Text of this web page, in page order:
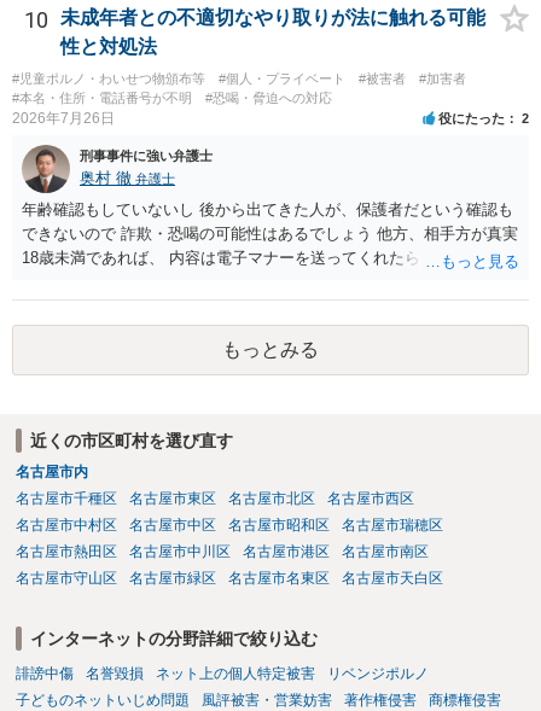
短いキャッチコピー、販売コンセプトなどは、通常、著作物には当た
りません。ただし、ロゴに独自の図形やイラスト等が含まれる場合に
は、その表現部分が著作物となる可能性があります。 また、人物写真
の著作権は撮影者に、肖像に関する権利は被写体本人に帰属します
（著作権法2条・17条）。 ウェブサイト全体に当然に著作権が生じる
等は別として、一般的なレイアウトや配色、依頼者から提供された素
材を希望に沿って配置した部分には、通常、著作物性は認められにく
いと考えられます。仮に具体的な画面構成の一部に創作性が認められ
ても、その権利は当該部分に限られ、ご相談者の写真や文章等を制作
実績として掲載する権限まで当然に生じるものではありません。 もっ
の同意があれば別です。また、単に制作を担当した事実を記載した
り、公開中のサイトへリンクしたりする行為まで当然に禁止できると
は限りません。 人物写真については、通常のSNSへの無断掲載と同
様、掲載目的、態様、必要性、本人の特定可能性等から判断されま
りません。 まず、見積書、メール、チャット、デザイナーの利用規約
を確認したうえで、「提供素材及びこれを含む画面の複製・SNS掲載
を許諾しない」と書面で明確に通知することをお勧めします。すでに
掲載された場合は、URL、掲載日時、画面を保存してから削除を求め
てください。
10
未成年者との不適切なやり取りが法に触れる可能
性と対処法
#児童ポルノ・わいせつ物頒布等 #個人・プライベート #被害者
#加害者
#本名・住所・電話番号が不明
#恐喝・脅迫への対応
2026年7月26日 役にたった 2
刑事事件に強い弁護士
奥村 徹 弁護士
年齢確認もしていないし 後から出てきた人が、保護者だという確認も
できないので 詐欺・恐喝の可能性はあるでしょう 他方、相手方が真実
18歳未満であれば、 内容は電子マナーを送ってくれたら自慰行為など
画の尺は10分ほど、服を着たままで胸を触って欲しい、などの要望を
して、要求された金額(1000円程度)の電子マネーを送信してしまいま
した。 そこから、撮影するまで暇なので顔の雰囲気の写真を交換して
欲しい、住んでいる都道府県と区を教えてと言われたので教えたりと
能です。
もっとみる
近くの市区町村を選び直す
名古屋市内
名古屋市千種区
名古屋市東区 名古屋市北区
名古屋市西区
名古屋市中村区
名古屋市中区 名古屋市昭和区
名古屋市瑞穂区
名古屋市熱田区
名古屋市中川区 名古屋市港区
名古屋市南区
名古屋市守山区
名古屋市緑区 名古屋市名東区 名古屋市天白区
インターネットの分野詳細で絞り込む
誹謗中傷 名誉毀損 ネット上の個人特定被害
リベンジポルノ
子どものネットいじめ問題
風評被害・営業妨害 著作権侵害
商標権侵害